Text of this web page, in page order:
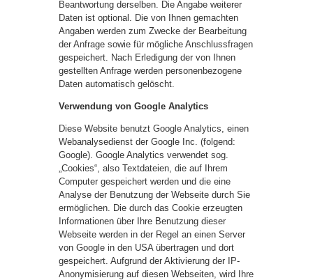
Beantwortung derselben. Die Angabe weiterer
Daten ist optional. Die von Ihnen gemachten
Angaben werden zum Zwecke der Bearbeitung
der Anfrage sowie für mögliche Anschlussfragen
gespeichert. Nach Erledigung der von Ihnen
gestellten Anfrage werden personenbezogene
Daten automatisch gelöscht.
Verwendung von Google Analytics
Diese Website benutzt Google Analytics, einen
Webanalysedienst der Google Inc. (folgend:
Google). Google Analytics verwendet sog.
„Cookies“, also Textdateien, die auf Ihrem
Computer gespeichert werden und die eine
Analyse der Benutzung der Webseite durch Sie
ermöglichen. Die durch das Cookie erzeugten
Informationen über Ihre Benutzung dieser
Webseite werden in der Regel an einen Server
von Google in den USA übertragen und dort
gespeichert. Aufgrund der Aktivierung der IP-
Anonymisierung auf diesen Webseiten, wird Ihre